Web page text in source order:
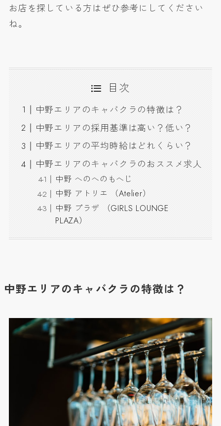
お店を探している方はぜひ参考にしてください
ね。
目次
中野エリアのキャバクラの特徴は？
中野エリアの採用基準は高い？低い？
中野エリアの平均時給はどれくらい？
中野エリアのキャバクラのおススメ求人
中野 へのへのもへじ
中野 アトリエ （Atelier）
中野 プラザ （GIRLS LOUNGE
PLAZA）
中野エリアのキャバクラの特徴は？